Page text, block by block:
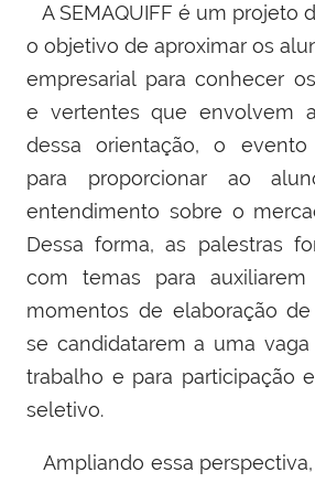
A SEMAQUIFF é um projeto
o objetivo de aproximar os
empresarial para conhecer
e vertentes que envolvem
dessa orientação, o
para proporcionar ao
entendimento sobre o
Dessa forma, as palestras
com temas para
momentos de elaboração
se candidatarem a uma
trabalho e para participação
seletivo.
Ampliando essa